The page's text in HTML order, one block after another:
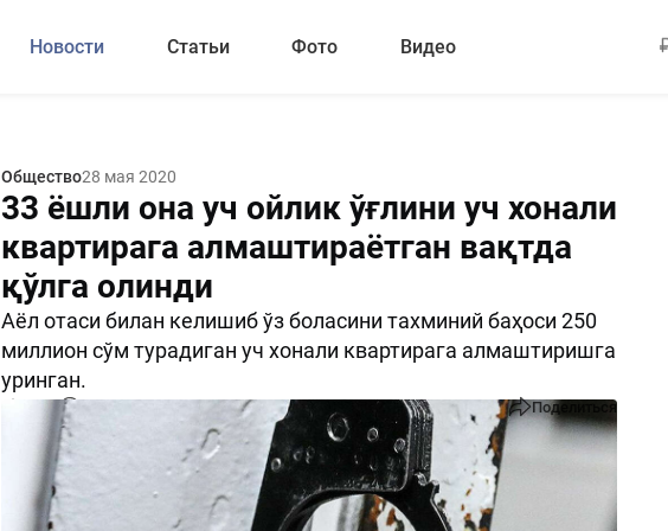
Новости Статьи Фото Видео
Общество28 мая 2020
33 ёшли она уч ойлик ўғлини уч хонали
квартирага алмаштираётган вақтда
қўлга олинди
Аёл отаси билан келишиб ўз боласини тахминий баҳоси 250
миллион сўм турадиган уч хонали квартирага алмаштиришга
уринган.
Поделиться